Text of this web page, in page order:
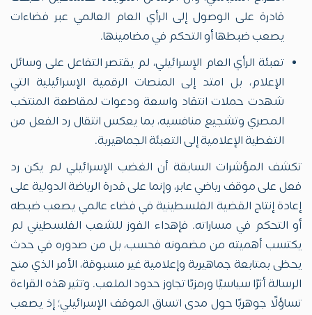
قادرة على الوصول إلى الرأي العام العالمي عبر فضاءات
يصعب ضبطها أو التحكم في مضامينها.
تعبئة الرأي العام الإسرائيلي، لم يقتصر التفاعل على وسائل
الإعلام، بل امتد إلى المنصات الرقمية الإسرائيلية التي
شهدت حملات انتقاد واسعة ودعوات لمقاطعة المنتخب
المصري وتشجيع منافسيه، بما يعكس انتقال رد الفعل من
التغطية الإعلامية إلى التعبئة الجماهيرية.
تكشف المؤشرات السابقة أن الغضب الإسرائيلي لم يكن رد
فعل على موقف رياضي عابر، وإنما على قدرة الرياضة الدولية على
إعادة إنتاج القضية الفلسطينية في فضاء عالمي يصعب ضبطه
أو التحكم في مساراته. فإهداء الفوز للشعب الفلسطيني لم
يكتسب أهميته من مضمونه فحسب، بل من صدوره في حدث
يحظى بمتابعة جماهيرية وإعلامية غير مسبوقة، الأمر الذي منح
الرسالة أثرًا سياسيًا ورمزيًا تجاوز حدود الملعب. وتثير هذه القراءة
تساؤلًا جوهريًا حول مدى اتساق الموقف الإسرائيلي؛ إذ يصعب